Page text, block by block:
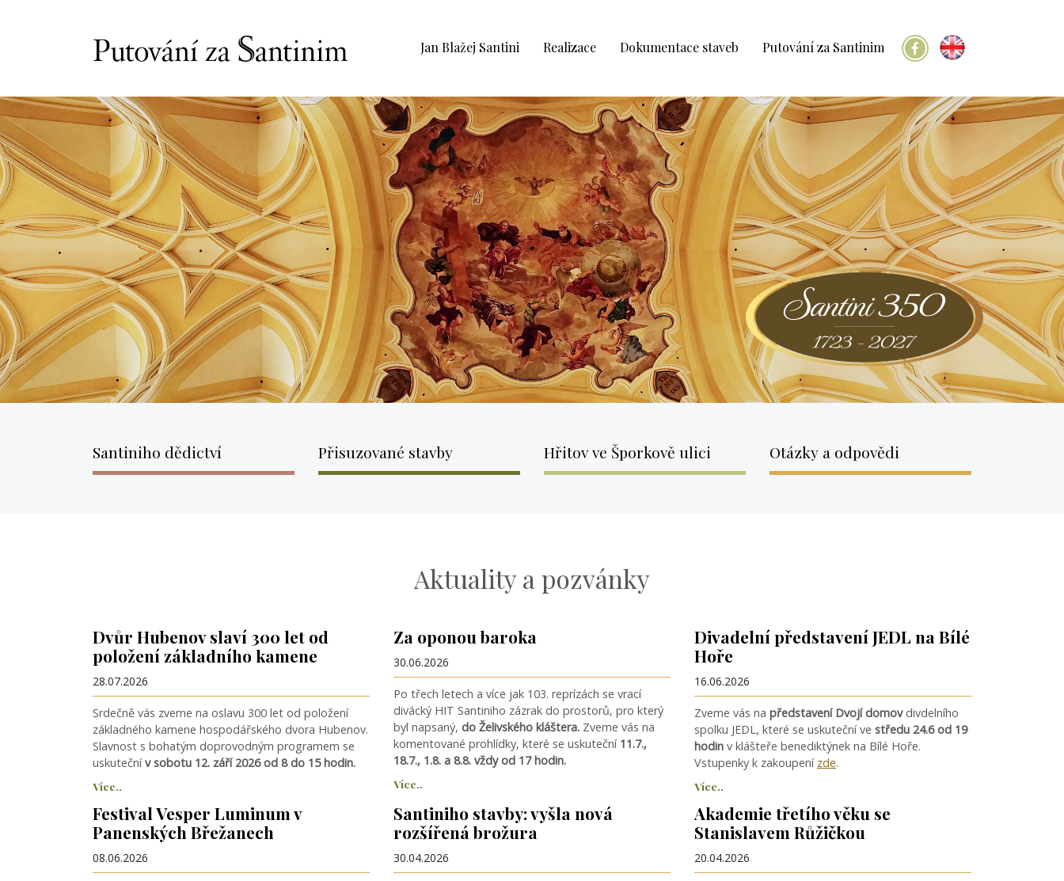
Jan Blažej Santini Realizace Dokumentace staveb Putování za Santinim
Santiniho dědictví Přisuzované stavby Hřitov ve Šporkově ulici Otázky a odpovědi
Aktuality a pozvánky
Dvůr Hubenov slaví 300 let od
položení základního kamene
28.07.2026
Srdečně vás zveme na oslavu 300 let od položení
základného kamene hospodářského dvora Hubenov.
Slavnost s bohatým doprovodným programem se
uskutečnív sobotu 12. září 2026 od 8 do 15 hodin.
Více..
Za oponou baroka
30.06.2026
Po třech letech a více jak 103. reprízách se vrací
divácký HIT Santiniho zázrak do prostorů, pro který
byl napsaný, do Želivského kláštera. Zveme vás na
komentované prohlídky, které se uskuteční 11.7.,
18.7., 1.8. a 8.8. vždy od 17 hodin.
Více..
Divadelní představení JEDL na Bílé
Hoře
16.06.2026
Zveme vás na představení Dvojí domovdivdelního
spolku JEDL, které se uskuteční ve středu 24.6 od 19
hodin v klášteře benediktýnek na Bílé Hoře.
Vstupenky k zakoupení zde.
Více..
Festival Vesper Luminum v
Panenských Břežanech
08.06.2026
Santiniho stavby: vyšla nová
rozšířená brožura
30.04.2026
Akademie třetího věku se
Stanislavem Růžičkou
20.04.2026